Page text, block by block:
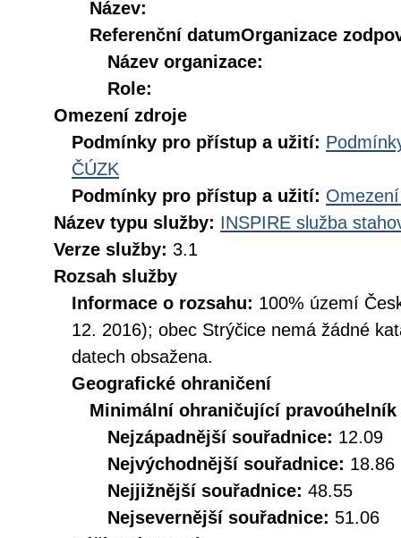
Název:
Referenční datumOrganizace
Název organizace:
Role:
Omezení zdroje
Podmínky pro přístup a užití:
ČÚZK
Podmínky pro přístup a užití:
Název typu služby: INSPIRE služba
Verze služby: 3.1
Rozsah služby
Informace o rozsahu: 100% území
12. 2016); obec Strýčice nemá žádné
datech obsažena.
Geografické ohraničení
Minimální ohraničující pravoúhelník
Nejzápadnější souřadnice: 12.09
Nejvýchodnější souřadnice: 18.86
Nejjižnější souřadnice: 48.55
Nejsevernější souřadnice: 51.06